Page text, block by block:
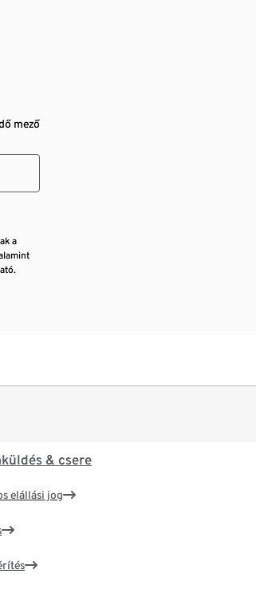
mező
a
& csere
elállási jog